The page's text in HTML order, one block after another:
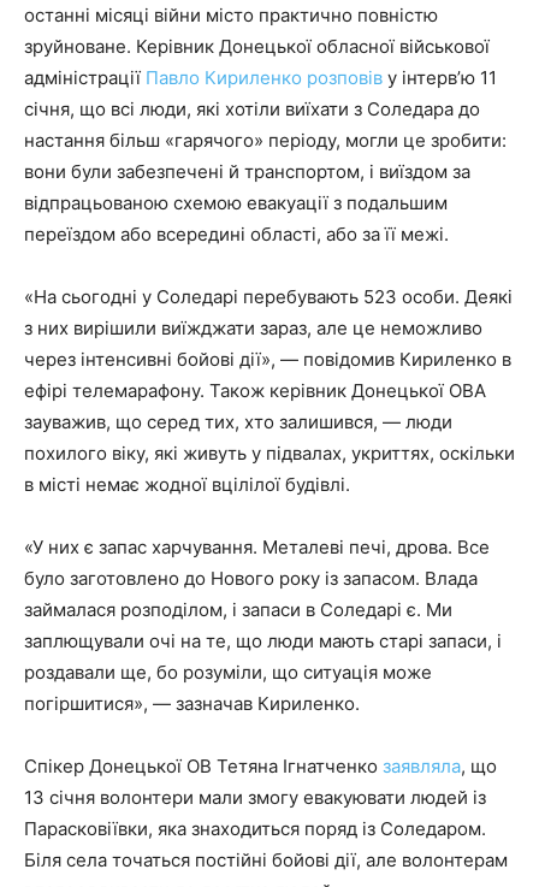
останні місяці війни місто практично повністю
зруйноване. Керівник Донецької обласної військової
адміністрації Павло Кириленко розповів у інтерв’ю 11
січня, що всі люди, які хотіли виїхати з Соледара до
настання більш «гарячого» періоду, могли це зробити:
вони були забезпечені й транспортом, і виїздом за
відпрацьованою схемою евакуації з подальшим
переїздом або всередині області, або за її межі.
«На сьогодні у Соледарі перебувають 523 особи. Деякі
з них вирішили виїжджати зараз, але це неможливо
через інтенсивні бойові дії», — повідомив Кириленко в
ефірі телемарафону. Також керівник Донецької ОВА
зауважив, що серед тих, хто залишився, — люди
похилого віку, які живуть у підвалах, укриттях, оскільки
в місті немає жодної вцілілої будівлі.
«У них є запас харчування. Металеві печі, дрова. Все
було заготовлено до Нового року із запасом. Влада
займалася розподілом, і запаси в Соледарі є. Ми
заплющували очі на те, що люди мають старі запаси, і
роздавали ще, бо розуміли, що ситуація може
погіршитися», — зазначав Кириленко.
Спікер Донецької ОВ Тетяна Ігнатченко заявляла, що
13 січня волонтери мали змогу евакуювати людей із
Парасковіївки, яка знаходиться поряд із Соледаром.
Біля села точаться постійні бойові дії, але волонтерам